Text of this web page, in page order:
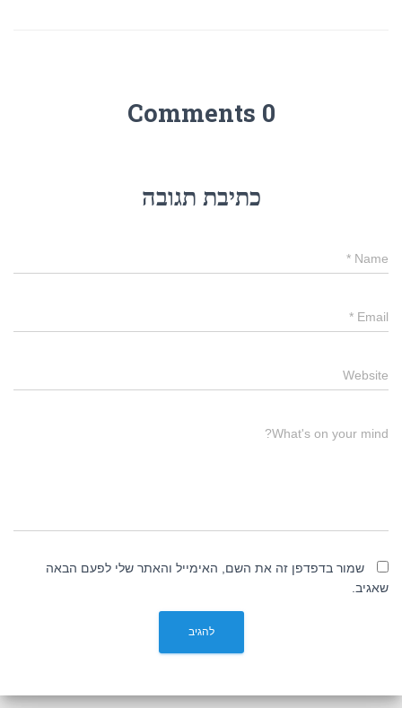
0 Comments
כתיבת תגובה
Name
*
Email
*
Website
What's on your mind?
שמור בדפדפן זה את השם, האימייל והאתר שלי לפעם הבאה
שאגיב.